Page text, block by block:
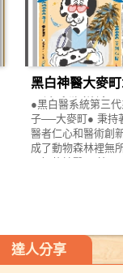
晚安，每一幕都是孩
子真實經驗的延伸，
讓他們在安心與熟悉
中，自然投入故事，
開啟語言表達與情
理解的第一步。 2.
一翻、找一找、說
說，讓閱讀變成主
探索的遊戲 書中設
多處小摺頁與互動
問，引導孩子動手翻
力，讓孩子在參與中
學習，在遊戲中成
間，重新思索自己
故鄉所創作出來的作
品，在他幽默而精
準，融合東西風格的
畫筆下，我們不僅重
新看見大甲這個小
與媽祖的緊密聯繫
更看見人、神、陣
的全新面貌，以及
甲人對媽祖的親密
感。 本次出版以台
到濃厚的在地情感
宛如走入一場動人的
廣播劇。 書末另新
木箱，沒想到裡面躲
了一個頂著早年達悟
族人的鍋蓋髮型、半
透明的阿尼杜
（Anito，最常被稱
惡靈），而他留在
子裡居然是為了要
完「一個巨人捧著
翅膀飛魚來交換故
事」的故事。 雖然
家聽過許多巨人的故
事，每個達悟人的腦
袋裡都裝著一百個以
黑白神醫大麥
流浪狗變神醫
●黑白醫系統第三代
子──大麥町● 秉持
醫者仁心和醫術創
成了動物森林裡無
列之鬼才作家－林
璋ｘ新銳設計插畫家-
cheng cheng 聯手
達人分享